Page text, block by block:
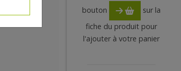
bouton
sur la
fiche du produit pour
l'ajouter à votre panier